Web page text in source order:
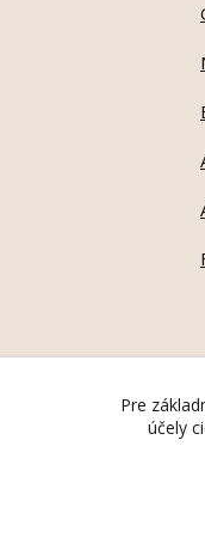
Pre
účely